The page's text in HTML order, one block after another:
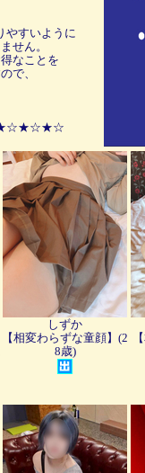
やすいように
せん。
なことを
で、
。
します。
ですが、今が良い
ば交渉できます。
認ください！
ください。
るそうです。
しずか
【相変わらずな童顔】(2
8歳)